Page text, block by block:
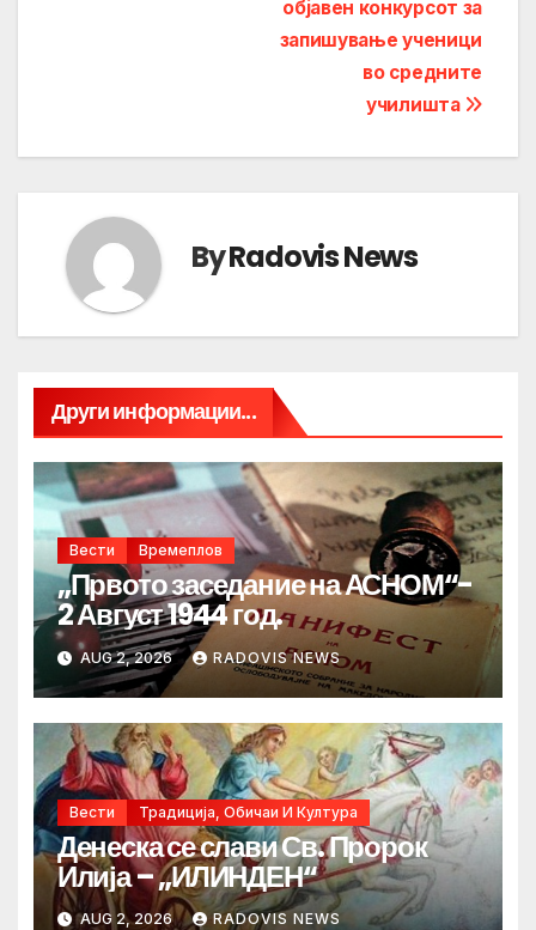
објавен конкурсот за
запишување ученици
во средните
училишта
ByRadovis News
Други информации...
Вести Времеплов
„Првото заседание на АСНОМ“-
2 Август 1944 год.
AUG 2, 2026 RADOVIS NEWS
Вести Традиција, Обичаи И Култура
Денеска се слави Св. Пророк
Илија – „ИЛИНДЕН“
AUG 2, 2026 RADOVIS NEWS